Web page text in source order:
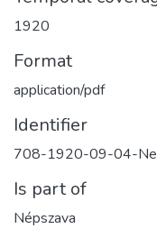
1920
Format
application/pdf
Identifier
708-1920-09-04-
Is part of
Népszava